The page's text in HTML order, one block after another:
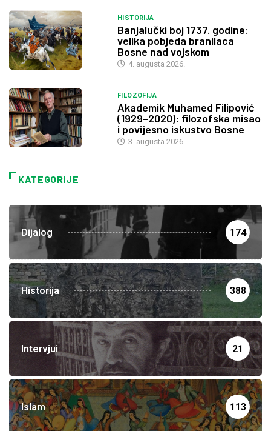
HISTORIJA
Banjalučki boj 1737. godine:
velika pobjeda branilaca
Bosne nad vojskom
4. augusta 2026.
FILOZOFIJA
Akademik Muhamed Filipović
(1929–2020): filozofska misao
i povijesno iskustvo Bosne
3. augusta 2026.
KATEGORIJE
Dijalog 174
Historija 388
Intervjui 21
Islam 113